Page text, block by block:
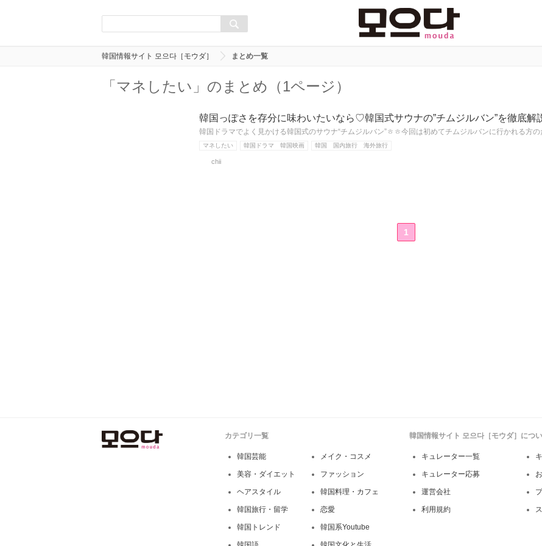
韓国情報サイト 모으다［モウダ］ まとめ一覧
「マネしたい」のまとめ（1ページ）
韓国っぽさを存分に味わいたいなら♡韓国式サウナの”チムジルバン”を徹底解
韓国ドラマでよく見かける韓国式のサウナ“チムジルバン”ㅎㅎ今回は初めてチムジルバンに行かれる方
マネしたい 韓国ドラマ 韓国映画 韓国 国内旅行 海外旅行
chii
1
カテゴリ一覧
韓国芸能 メイク・コスメ
美容・ダイエット ファッション
ヘアスタイル 韓国料理・カフェ
韓国旅行・留学 恋愛
韓国トレンド 韓国系Youtube
韓国情報サイト 모으다［モウダ］につ
キュレーター一覧
キュレーター応募
運営会社
利用規約